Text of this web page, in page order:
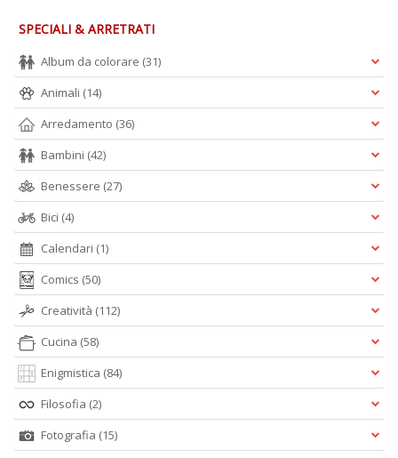
SPECIALI & ARRETRATI
Album da colorare (31)
Animali (14)
Arredamento (36)
Bambini (42)
Benessere (27)
Bici (4)
Calendari (1)
Comics (50)
Creatività (112)
Cucina (58)
Enigmistica (84)
Filosofia (2)
Fotografia (15)